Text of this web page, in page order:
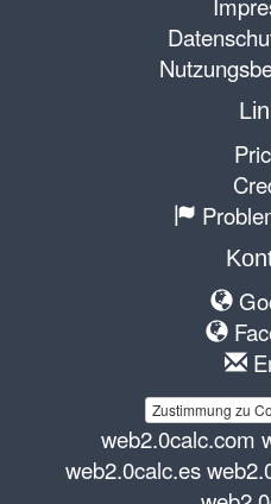
Zustimmung zu
web2.0calc.com
web2.0calc.es